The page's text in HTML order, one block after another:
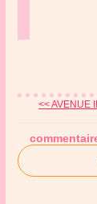
<< AVENUE